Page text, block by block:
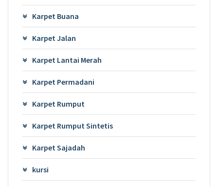
Karpet Buana
Karpet Jalan
Karpet Lantai Merah
Karpet Permadani
Karpet Rumput
Karpet Rumput Sintetis
Karpet Sajadah
kursi